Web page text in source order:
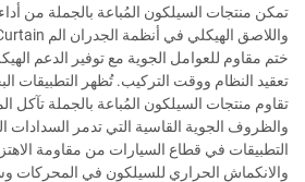
تمكن منتجات السيلكون المُباعة بالجملة من
ختم مقاوم للعوامل الجوية مع توفير الدعم
تعقيد النظام ووقت التركيب. تُظهر التطبيقات
تقاوم منتجات السيلكون المُباعة بالجملة تآكل
والظروف الجوية القاسية التي تدمر السدادات
التطبيقات في قطاع السيارات من مقاومة
والانكماش الحراري للسيلكون في المحركات